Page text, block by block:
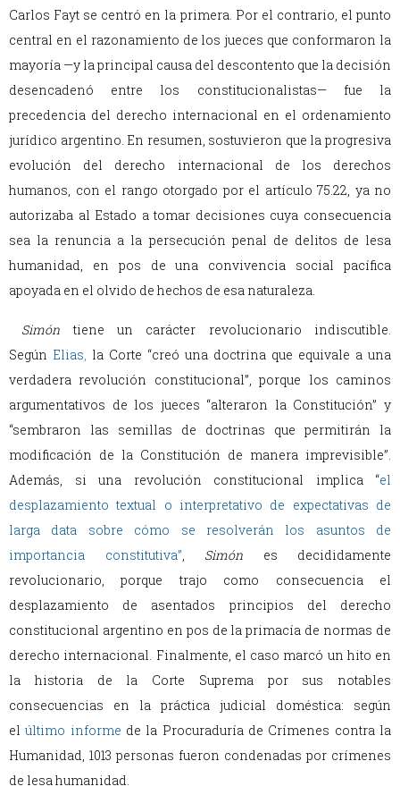
Carlos Fayt se centró en la primera. Por el contrario, el punto
central en el razonamiento de los jueces que conformaron la
mayoría —y la principal causa del descontento que la decisión
desencadenó entre los constitucionalistas— fue la
precedencia del derecho internacional en el ordenamiento
jurídico argentino. En resumen, sostuvieron que la progresiva
evolución del derecho internacional de los derechos
humanos, con el rango otorgado por el artículo 75.22, ya no
autorizaba al Estado a tomar decisiones cuya consecuencia
sea la renuncia a la persecución penal de delitos de lesa
humanidad, en pos de una convivencia social pacífica
apoyada en el olvido de hechos de esa naturaleza.
Simón tiene un carácter revolucionario indiscutible.
Según Elias, la Corte “creó una doctrina que equivale a una
verdadera revolución constitucional”, porque los caminos
argumentativos de los jueces “alteraron la Constitución” y
“sembraron las semillas de doctrinas que permitirán la
modificación de la Constitución de manera imprevisible”.
Además, si una revolución constitucional implica “el
desplazamiento textual o interpretativo de expectativas de
larga data sobre cómo se resolverán los asuntos de
importancia constitutiva”, Simón es decididamente
revolucionario, porque trajo como consecuencia el
desplazamiento de asentados principios del derecho
constitucional argentino en pos de la primacía de normas de
derecho internacional. Finalmente, el caso marcó un hito en
la historia de la Corte Suprema por sus notables
consecuencias en la práctica judicial doméstica: según
el último informe de la Procuraduría de Crímenes contra la
Humanidad, 1013 personas fueron condenadas por crímenes
de lesa humanidad.